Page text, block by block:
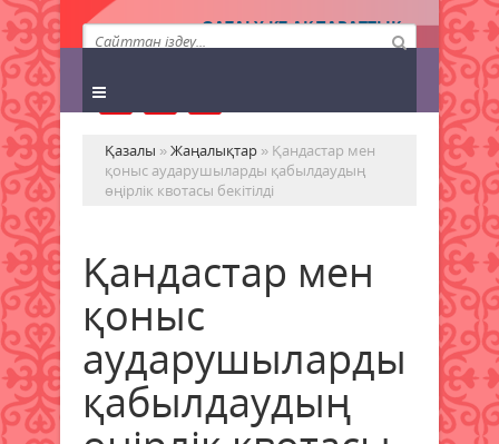
QAZALY.KZ АҚПАРАТТЫҚ
АГЕНТТІГІ
Қазалы »Жаңалықтар » Қандастар мен
қоныс аударушыларды қабылдаудың
өңірлік квотасы бекітілді
Қандастар мен
қоныс
аударушыларды
қабылдаудың